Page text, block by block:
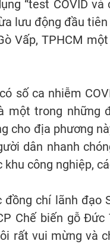
“test COVID
lưu động đầu
Vấp, TPHCM
số ca nhiễm
một trong những
cho địa phương
dân nhanh
công nghiệp,
chí lãnh đạo
Chế biến gỗ
rất vui mừng và